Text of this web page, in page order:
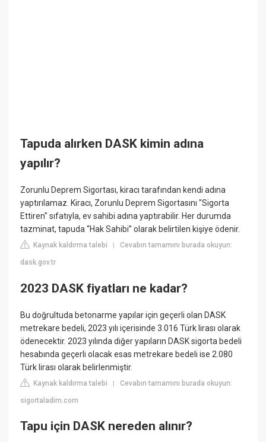
Tapuda alırken DASK kimin adına
yapılır?
Zorunlu Deprem Sigortası, kiracı tarafından kendi adına
yaptırılamaz. Kiracı, Zorunlu Deprem Sigortasını "Sigorta
Ettiren" sıfatıyla, ev sahibi adına yaptırabilir. Her durumda
tazminat, tapuda “Hak Sahibi” olarak belirtilen kişiye ödenir.
Kaynak kaldırma talebi |Cevabın tamamını burada okuyun:
dask.gov.tr
2023 DASK fiyatları ne kadar?
Bu doğrultuda betonarme yapılar için geçerli olan DASK
metrekare bedeli, 2023 yılı içerisinde 3.016 Türk lirası olarak
ödenecektir. 2023 yılında diğer yapıların DASK sigorta bedeli
hesabında geçerli olacak esas metrekare bedeli ise 2.080
Türk lirası olarak belirlenmiştir.
Kaynak kaldırma talebi |Cevabın tamamını burada okuyun:
sigortaladim.com
Tapu için DASK nereden alınır?